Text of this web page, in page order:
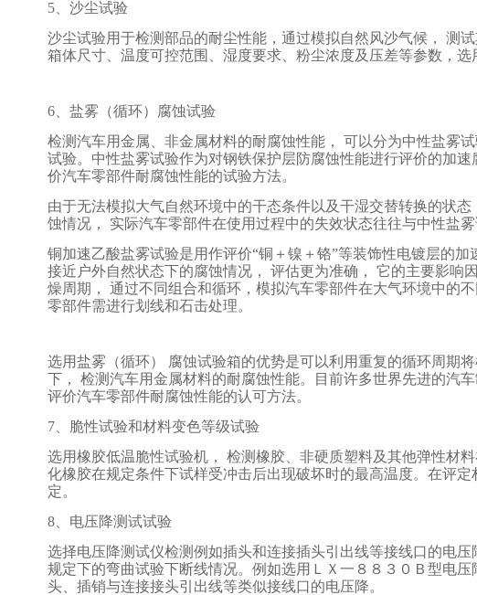
5、沙尘试验
沙尘试验用于检测部品的耐尘性能，通过模拟自然风沙气候， 测
箱体尺寸、温度可控范围、湿度要求、粉尘浓度及压差等参数，选
6、盐雾（循环）腐蚀试验
检测汽车用金属、非金属材料的耐腐蚀性能， 可以分为中性盐雾
试验。中性盐雾试验作为对钢铁保护层防腐蚀性能进行评价的加
价汽车零部件耐腐蚀性能的试验方法。
由于无法模拟大气自然环境中的干态条件以及干湿交替转换的状
蚀情况， 实际汽车零部件在使用过程中的失效状态往往与中性盐雾
铜加速乙酸盐雾试验是用作评价“铜＋镍＋铬”等装饰性电镀层的
接近户外自然状态下的腐蚀情况， 评估更为准确， 它的主要影响
燥周期， 通过不同组合和循环，模拟汽车零部件在大气环境中的
零部件需进行划线和石击处理。
选用盐雾（循环） 腐蚀试验箱的优势是可以利用重复的循环周期
下， 检测汽车用金属材料的耐腐蚀性能。目前许多世界先进的汽
评价汽车零部件耐腐蚀性能的认可方法。
7、脆性试验和材料变色等级试验
选用橡胶低温脆性试验机， 检测橡胶、非硬质塑料及其他弹性材
化橡胶在规定条件下试样受冲击后出现破坏时的最高温度。在评
定。
8、电压降测试试验
选择电压降测试仪检测例如插头和连接插头引出线等接线口的电
规定下的弯曲试验下断线情况。例如选用ＬＸ一８８３０Ｂ型电
头、插销与连接接头引出线等类似接线口的电压降。